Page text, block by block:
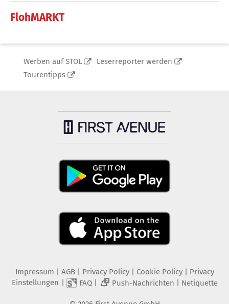
FlohMARKT
Werben auf STOL
Leserreporter werden
Tourentipps
Impressum | AGB | Privacy Policy| Cookie Policy| Privacy
Einstellungen | FAQ| 2 Push-Nachrichten | Netiquette